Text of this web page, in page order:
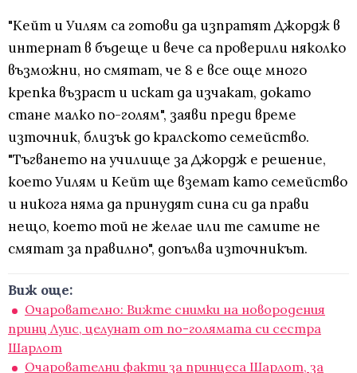
"Кейт и Уилям са готови да изпратят Джордж в
интернат в бъдеще и вече са проверили няколко
възможни, но смятат, че 8 е все още много
крепка възраст и искат да изчакат, докато
стане малко по-голям", заяви преди време
източник, близък до кралското семейство.
"Тъгването на училище за Джордж е решение,
което Уилям и Кейт ще вземат като семейство
и никога няма да принудят сина си да прави
нещо, което той не желае или те самите не
смятат за правилно", допълва източникът.
Виж още:
Очарователно: Вижте снимки на новородения
принц Луис, целунат от по-голямата си сестра
Шарлот
Очарователни факти за принцеса Шарлот, за